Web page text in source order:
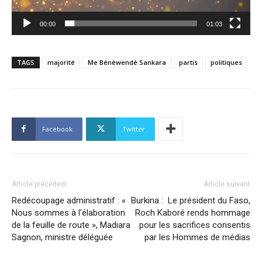
00:00 01:03
TAGS majorité Me Bénéwendé Sankara partis politiques
Facebook Twitter
Article précédent
Redécoupage administratif : «
Nous sommes à l’élaboration
de la feuille de route », Madiara
Sagnon, ministre déléguée
Article suivant
Burkina : Le président du Faso,
Roch Kaboré rends hommage
pour les sacrifices consentis
par les Hommes de médias